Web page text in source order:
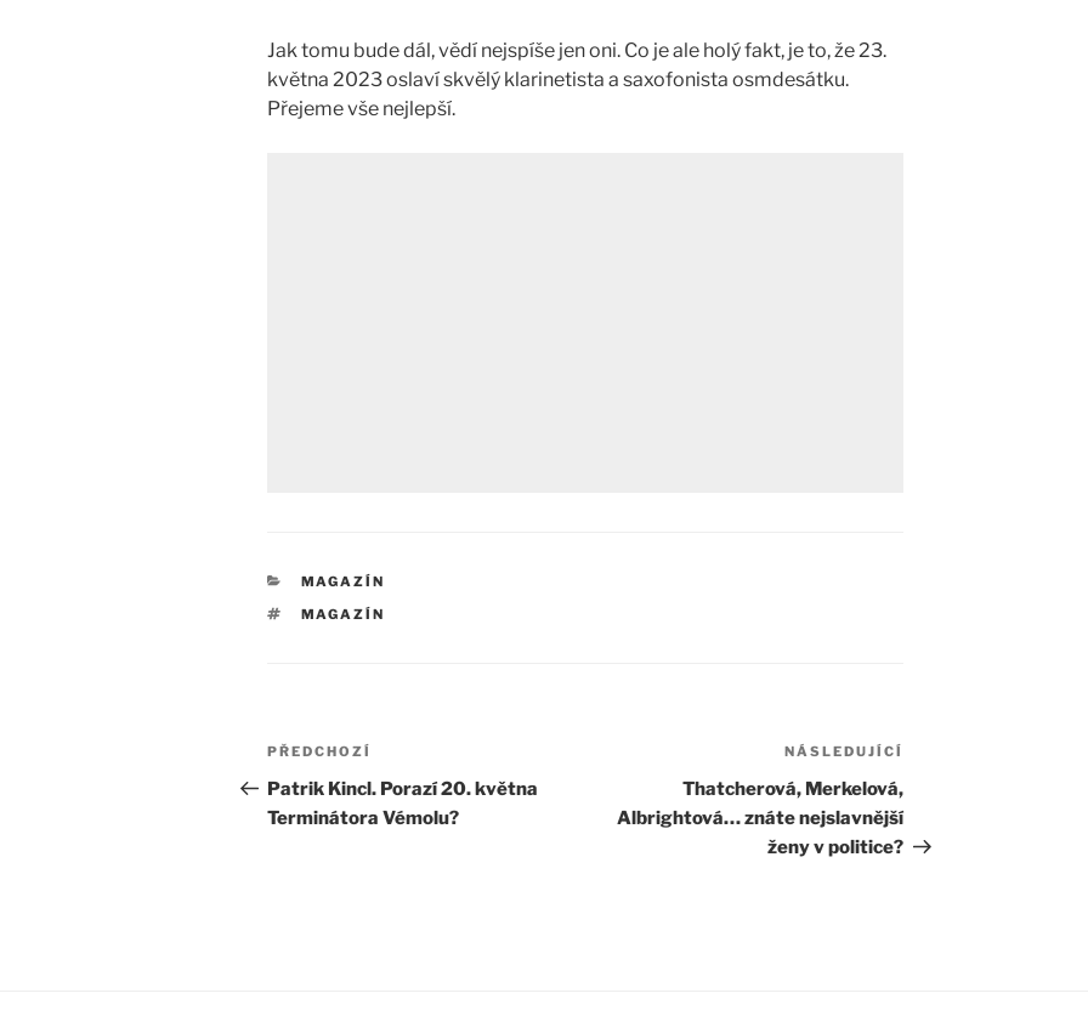
Jak tomu bude dál, vědí nejspíše jen oni. Co je ale holý fakt, je to, že 23.
května 2023 oslaví skvělý klarinetista a saxofonista osmdesátku.
Přejeme vše nejlepší.
RUBRIKY
MAGAZÍN
ŠTÍTKY
MAGAZÍN
Navigace
pro
příspěvek
Předchozí
příspěvek
PŘEDCHOZÍ
Patrik Kincl. Porazí 20. května
Terminátora Vémolu?
NÁSLEDUJÍCÍ
Thatcherová, Merkelová,
Albrightová… znáte nejslavnější
ženy v politice?